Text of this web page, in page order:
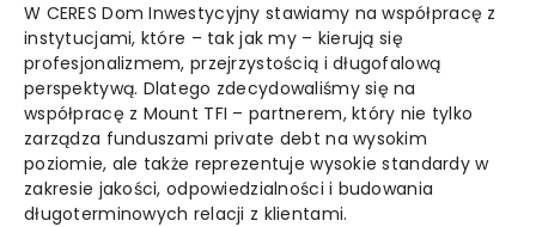
W CERES Dom Inwestycyjny stawiamy na współpracę z
instytucjami, które – tak jak my – kierują się
profesjonalizmem, przejrzystością i długofalową
perspektywą. Dlatego zdecydowaliśmy się na
współpracę z Mount TFI – partnerem, który nie tylko
zarządza funduszami private debt na wysokim
poziomie, ale także reprezentuje wysokie standardy w
zakresie jakości, odpowiedzialności i budowania
długoterminowych relacji z klientami.